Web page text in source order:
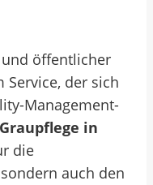
öffentlicher
der sich
Management-
Graupflege in
die
auch den